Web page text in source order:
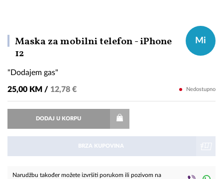
Maska za mobilni telefon - iPhone
12"Dodajem
Mi
"Dodajem gas"
25,00 KM / 12,78 € Nedostupno
DODAJ U KORPU
BRZA KUPOVINA
Narudžbu također možete izvršiti porukom ili pozivom na